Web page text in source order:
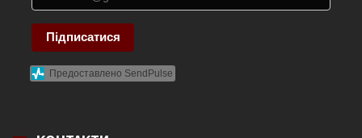
Підписатися
Предоставлено SendPulse